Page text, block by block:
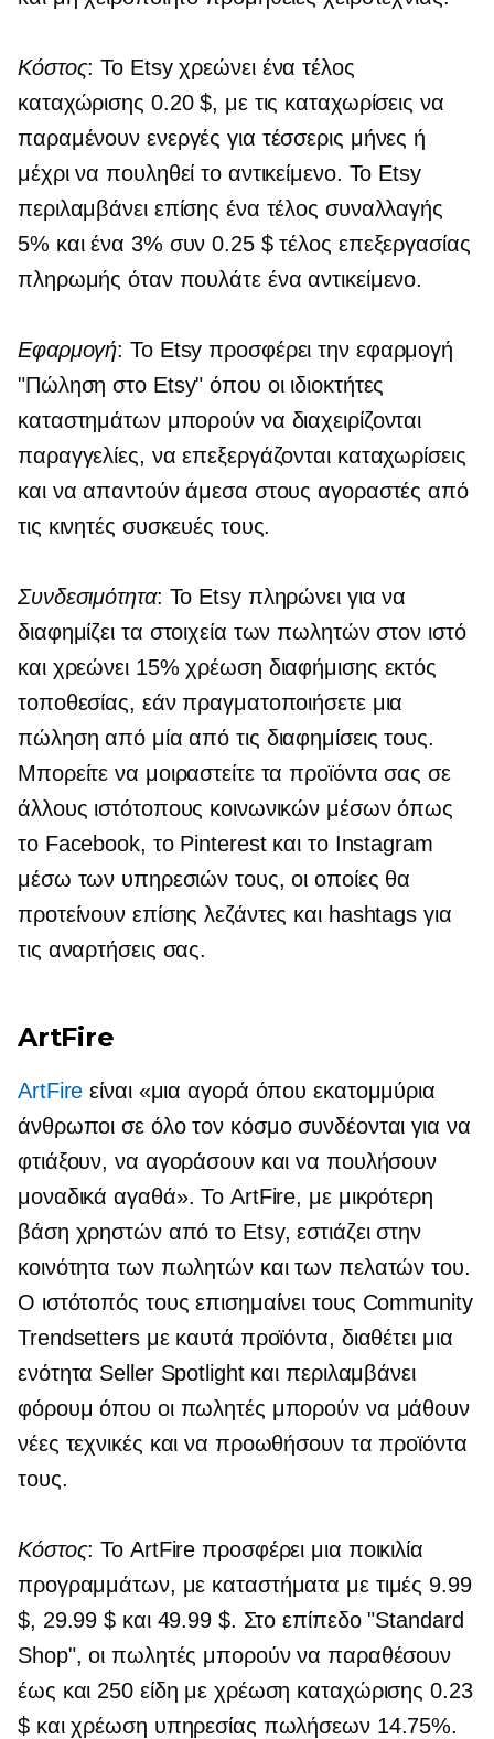
Κόστος: Το Etsy χρεώνει ένα τέλος
καταχώρισης 0.20 $, με τις καταχωρίσεις να
παραμένουν ενεργές για τέσσερις μήνες ή
μέχρι να πουληθεί το αντικείμενο. Το Etsy
περιλαμβάνει επίσης ένα τέλος συναλλαγής
5% και ένα 3% συν 0.25 $ τέλος επεξεργασίας
πληρωμής όταν πουλάτε ένα αντικείμενο.
Εφαρμογή: Το Etsy προσφέρει την εφαρμογή
"Πώληση στο Etsy" όπου οι ιδιοκτήτες
καταστημάτων μπορούν να διαχειρίζονται
παραγγελίες, να επεξεργάζονται καταχωρίσεις
και να απαντούν άμεσα στους αγοραστές από
τις κινητές συσκευές τους.
Συνδεσιμότητα: Το Etsy πληρώνει για να
διαφημίζει τα στοιχεία των πωλητών στον ιστό
και χρεώνει 15% χρέωση διαφήμισης εκτός
τοποθεσίας, εάν πραγματοποιήσετε μια
πώληση από μία από τις διαφημίσεις τους.
Μπορείτε να μοιραστείτε τα προϊόντα σας σε
άλλους ιστότοπους κοινωνικών μέσων όπως
το Facebook, το Pinterest και το Instagram
μέσω των υπηρεσιών τους, οι οποίες θα
προτείνουν επίσης λεζάντες και hashtags για
τις αναρτήσεις σας.
ArtFire
ArtFire είναι «μια αγορά όπου εκατομμύρια
άνθρωποι σε όλο τον κόσμο συνδέονται για να
φτιάξουν, να αγοράσουν και να πουλήσουν
μοναδικά αγαθά». Το ArtFire, με μικρότερη
βάση χρηστών από το Etsy, εστιάζει στην
κοινότητα των πωλητών και των πελατών του.
Ο ιστότοπός τους επισημαίνει τους Community
Trendsetters με καυτά προϊόντα, διαθέτει μια
ενότητα Seller Spotlight και περιλαμβάνει
φόρουμ όπου οι πωλητές μπορούν να μάθουν
νέες τεχνικές και να προωθήσουν τα προϊόντα
τους.
Κόστος: Το ArtFire προσφέρει μια ποικιλία
προγραμμάτων, με καταστήματα με τιμές 9.99
$, 29.99 $ και 49.99 $. Στο επίπεδο "Standard
Shop", οι πωλητές μπορούν να παραθέσουν
έως και 250 είδη με χρέωση καταχώρισης 0.23
$ και χρέωση υπηρεσίας πωλήσεων 14.75%.